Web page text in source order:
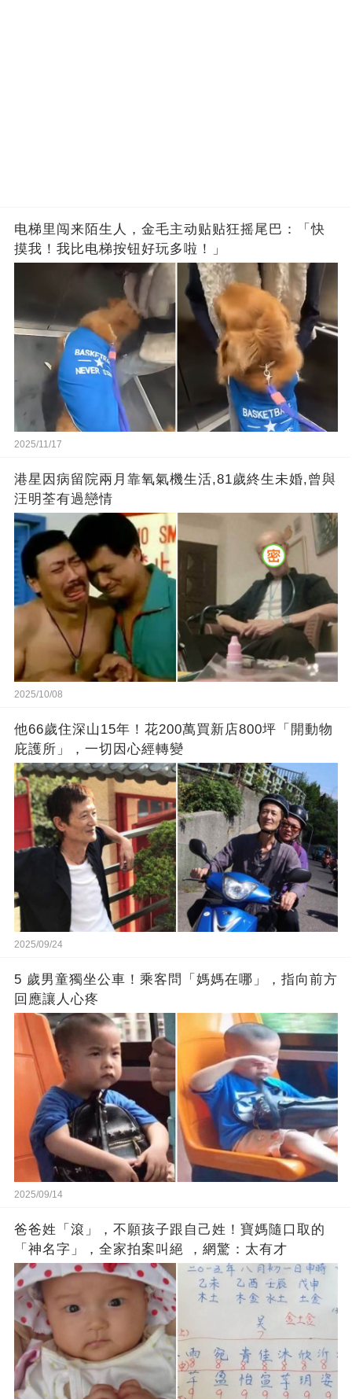
电梯里闯来陌生人，金毛主动贴贴狂摇尾巴：「快
摸我！我比电梯按钮好玩多啦！」
2025/11/17
港星因病留院兩月靠氧氣機生活,81歲終生未婚,曾與
汪明荃有過戀情
2025/10/08
他66歲住深山15年！花200萬買新店800坪「開動物
庇護所」，一切因心經轉變
2025/09/24
5 歲男童獨坐公車！乘客問「媽媽在哪」，指向前方
回應讓人心疼
2025/09/14
爸爸姓「滾」，不願孩子跟自己姓！寶媽隨口取的
「神名字」，全家拍案叫絕 ，網驚：太有才